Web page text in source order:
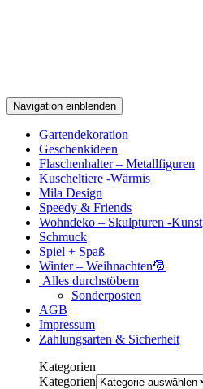
Navigation einblenden
Gartendekoration
Geschenkideen
Flaschenhalter – Metallfiguren
Kuscheltiere -Wärmis
Mila Design
Speedy & Friends
Wohndeko – Skulpturen -Kunst
Schmuck
Spiel + Spaß
Winter – Weihnachten🎅
Alles durchstöbern
Sonderposten
AGB
Impressum
Zahlungsarten & Sicherheit
Kategorien
Kategorien